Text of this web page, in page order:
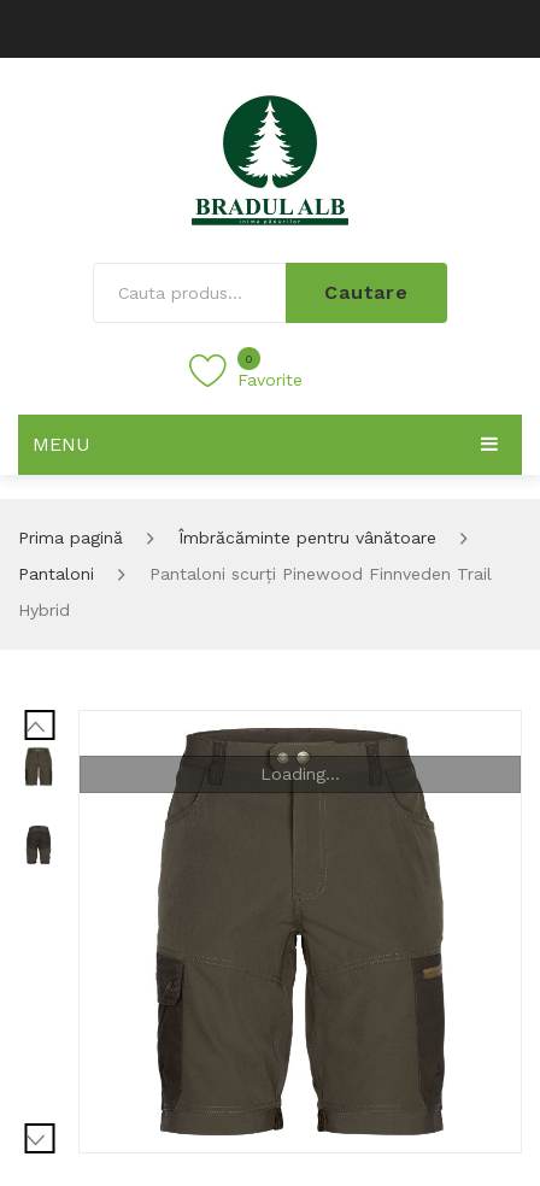
Cautare
0
Favorite
MENU
Prima pagină
Îmbrăcăminte pentru vânătoare
Pantaloni
Pantaloni scurți Pinewood Finnveden Trail
Hybrid
Loading...